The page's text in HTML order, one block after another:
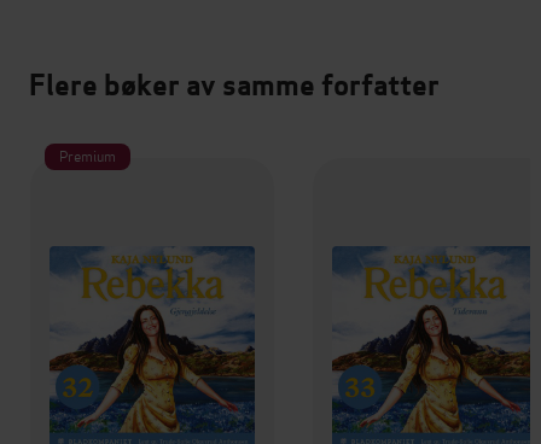
Flere bøker av samme forfatter
Premium